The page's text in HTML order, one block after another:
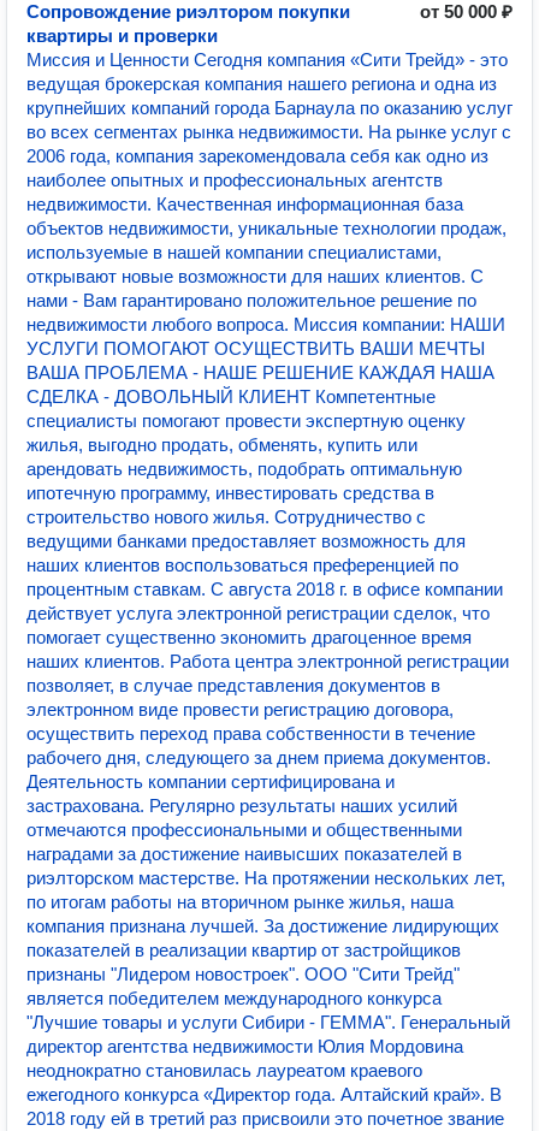
Сопровождение риэлтором покупки
квартиры и проверки
от 50 000 ₽
Миссия и Ценности Сегодня компания «Сити Трейд» - это
ведущая брокерская компания нашего региона и одна из
крупнейших компаний города Барнаула по оказанию услуг
во всех сегментах рынка недвижимости. На рынке услуг с
2006 года, компания зарекомендовала себя как одно из
наиболее опытных и профессиональных агентств
недвижимости. Качественная информационная база
объектов недвижимости, уникальные технологии продаж,
используемые в нашей компании специалистами,
открывают новые возможности для наших клиентов. С
нами - Вам гарантировано положительное решение по
недвижимости любого вопроса. Миссия компании: НАШИ
УСЛУГИ ПОМОГАЮТ ОСУЩЕСТВИТЬ ВАШИ МЕЧТЫ
ВАША ПРОБЛЕМА - НАШЕ РЕШЕНИЕ КАЖДАЯ НАША
СДЕЛКА - ДОВОЛЬНЫЙ КЛИЕНТ Компетентные
специалисты помогают провести экспертную оценку
жилья, выгодно продать, обменять, купить или
арендовать недвижимость, подобрать оптимальную
ипотечную программу, инвестировать средства в
строительство нового жилья. Сотрудничество с
ведущими банками предоставляет возможность для
наших клиентов воспользоваться преференцией по
процентным ставкам. С августа 2018 г. в офисе компании
действует услуга электронной регистрации сделок, что
помогает существенно экономить драгоценное время
наших клиентов. Работа центра электронной регистрации
позволяет, в случае представления документов в
электронном виде провести регистрацию договора,
осуществить переход права собственности в течение
рабочего дня, следующего за днем приема документов.
Деятельность компании сертифицирована и
застрахована. Регулярно результаты наших усилий
отмечаются профессиональными и общественными
наградами за достижение наивысших показателей в
риэлторском мастерстве. На протяжении нескольких лет,
по итогам работы на вторичном рынке жилья, наша
компания признана лучшей. За достижение лидирующих
показателей в реализации квартир от застройщиков
признаны "Лидером новостроек". ООО "Сити Трейд"
является победителем международного конкурса
"Лучшие товары и услуги Сибири - ГЕММА". Генеральный
директор агентства недвижимости Юлия Мордовина
неоднократно становилась лауреатом краевого
ежегодного конкурса «Директор года. Алтайский край». В
2018 году ей в третий раз присвоили это почетное звание